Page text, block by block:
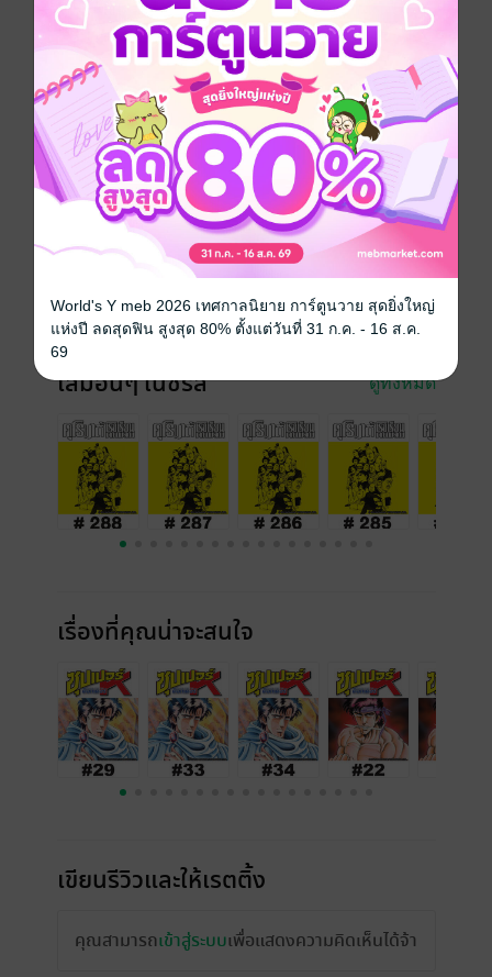
การ์ตูนญี่ปุ่น แอกชัน ตลก โรงเรียน
นักเลง
ซีรีส์ คุโรมาตี้โรงเรียนคนบวม (รายตอน)
ประเภทไฟล์ pdf
วันที่วางขาย 29 กรกฎาคม 2565
14 หน้า
ราคาปก 10 บาท
เล่มอื่นๆ ในซีรีส์ ดูทั้งหมด
เรื่องที่คุณน่าจะสนใจ
เขียนรีวิวและให้เรตติ้ง
คุณสามารถเข้าสู่ระบบเพื่อแสดงความคิดเห็นได้จ้า
World's Y meb 2026 เทศกาลนิยาย การ์ตูนวาย สุดยิ่งใหญ่
แห่งปี ลดสุดฟิน สูงสุด 80% ตั้งแต่วันที่ 31 ก.ค. - 16 ส.ค.
69